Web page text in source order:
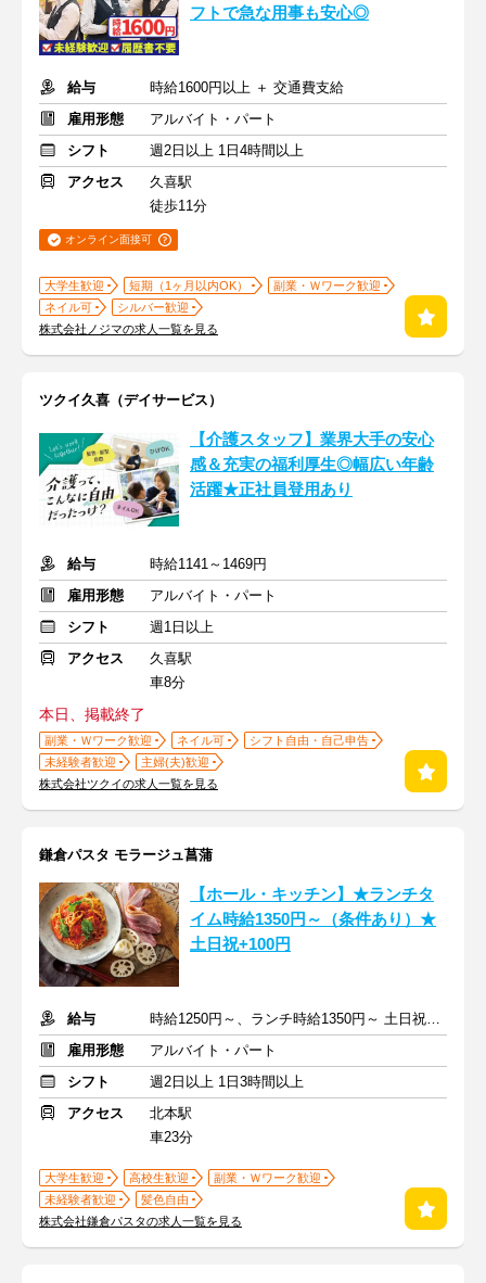
フトで急な用事も安心◎
給与
時給1600円以上 ＋ 交通費支給
雇用形態
アルバイト・パート
シフト
週2日以上 1日4時間以上
アクセス
久喜駅
徒歩11分
オンライン面接可
大学生歓迎 短期（1ヶ月以内OK）
副業・Ｗワーク歓迎
ネイル可
シルバー歓迎
株式会社ノジマの求人一覧を見る
ツクイ久喜（デイサービス）
【介護スタッフ】業界大手の安心
感＆充実の福利厚生◎幅広い年齢
活躍★正社員登用あり
給与
時給1141～1469円
雇用形態
アルバイト・パート
シフト
週1日以上
アクセス
久喜駅
車8分
本日、掲載終了
副業・Ｗワーク歓迎 ネイル可
シフト自由・自己申告
未経験者歓迎
主婦(夫)歓迎
株式会社ツクイの求人一覧を見る
鎌倉パスタ モラージュ菖蒲
【ホール・キッチン】★ランチタ
イム時給1350円～（条件あり）★
土日祝+100円
給与
時給1250円～、ランチ時給1350円～ 土日祝+100円～
雇用形態
アルバイト・パート
シフト
週2日以上 1日3時間以上
アクセス
北本駅
車23分
大学生歓迎 高校生歓迎
副業・Ｗワーク歓迎
未経験者歓迎
髪色自由
株式会社鎌倉パスタの求人一覧を見る